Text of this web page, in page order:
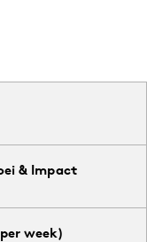
& Impact
week)